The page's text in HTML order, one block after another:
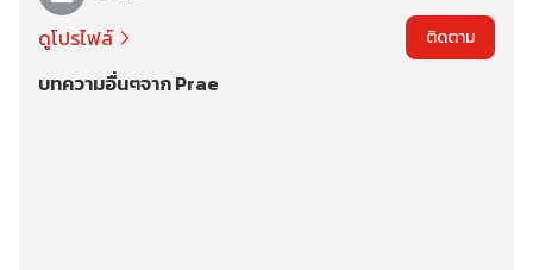
ดูโปรไฟล์
ติดตาม
บทความอื่นๆจาก Prae